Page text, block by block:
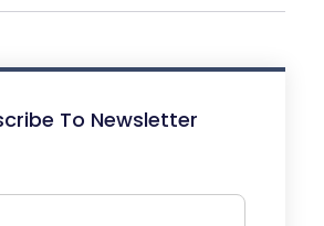
To Newsletter